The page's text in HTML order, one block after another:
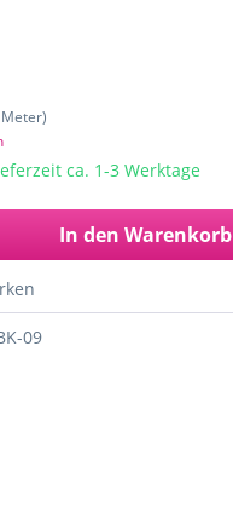
ca. 1-3 Werktage
In den Warenkorb
09